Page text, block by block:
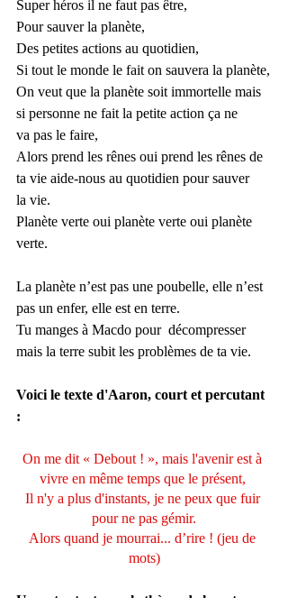
Super héros il ne faut pas être,
Pour sauver la planète,
Des petites actions au quotidien,
Si tout le monde le fait on sauvera la planète,
On veut que la planète soit immortelle mais
si personne ne fait la petite action ça ne
va pas le faire,
Alors prend les rênes oui prend les rênes de
ta vie aide-nous au quotidien pour sauver
la vie.
Planète verte oui planète verte oui planète
verte.
La planète n’est pas une poubelle, elle n’est
pas un enfer, elle est en terre.
Tu manges à Macdo pour  décompresser
mais la terre subit les problèmes de ta vie.
Voici le texte d'Aaron, court et percutant
:
On me dit « Debout ! », mais l'avenir est à
vivre en même temps que le présent,
Il n'y a plus d'instants, je ne peux que fuir
pour ne pas gémir.
Alors quand je mourrai... d’rire ! (jeu de
mots)